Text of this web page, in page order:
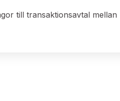
till transaktionsavtal